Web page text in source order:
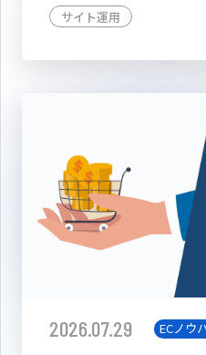
サイト運用
2026.07.29 ECノウ